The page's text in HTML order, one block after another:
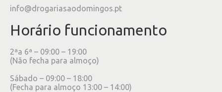
info@drogariasaodomingos.pt
Horário funcionamento
2ªa 6ª – 09:00 – 19:00
(Não fecha para almoço)
Sábado – 09:00 – 18:00
(Fecha para almoço 13:00 – 14:00)